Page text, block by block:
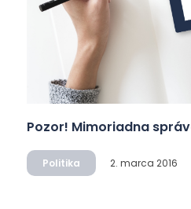
Pozor! Mimoriadna
Politika 2. marca 2016